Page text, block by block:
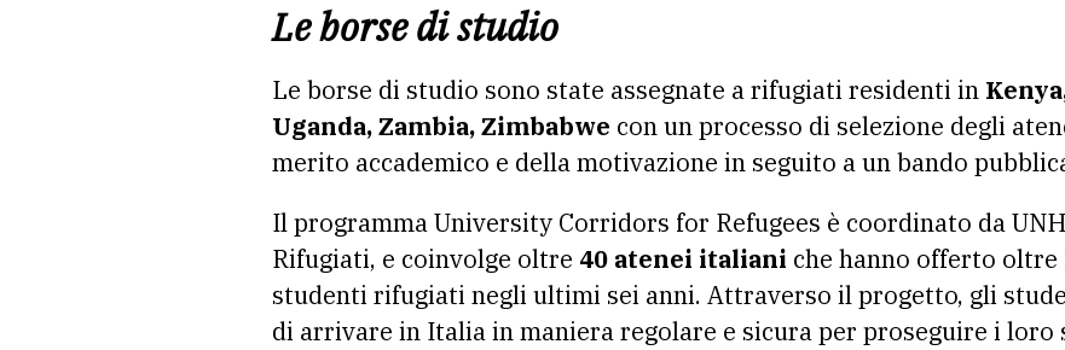
Le borse di studio
Le borse di studio sono state assegnate a rifugiati residenti in
Uganda, Zambia, Zimbabwe con un processo di selezione degli
merito accademico e della motivazione in seguito a un bando
Il programma University Corridors for Refugees è coordinato da
Rifugiati, e coinvolge oltre 40 atenei italiani che hanno offerto
studenti rifugiati negli ultimi sei anni. Attraverso il progetto, gli
di arrivare in Italia in maniera regolare e sicura per proseguire i loro